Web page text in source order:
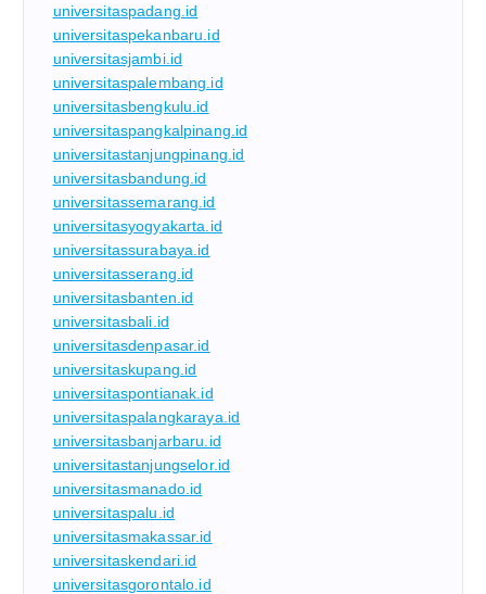
universitaspadang.id
universitaspekanbaru.id
universitasjambi.id
universitaspalembang.id
universitasbengkulu.id
universitaspangkalpinang.id
universitastanjungpinang.id
universitasbandung.id
universitassemarang.id
universitasyogyakarta.id
universitassurabaya.id
universitasserang.id
universitasbanten.id
universitasbali.id
universitasdenpasar.id
universitaskupang.id
universitaspontianak.id
universitaspalangkaraya.id
universitasbanjarbaru.id
universitastanjungselor.id
universitasmanado.id
universitaspalu.id
universitasmakassar.id
universitaskendari.id
universitasgorontalo.id